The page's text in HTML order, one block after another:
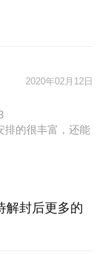
发了很多的音
「你笑起来
球一人接。
2020年02月12日
排的很丰富，还能
解封后更多的